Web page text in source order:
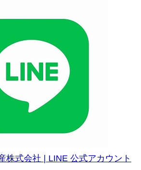
株式会社 | LINE 公式アカウント